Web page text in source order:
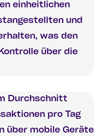
einheitlichen
und
was den
über die
Durchschnitt
pro Tag
über mobile Geräte